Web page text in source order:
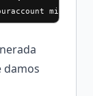
damos